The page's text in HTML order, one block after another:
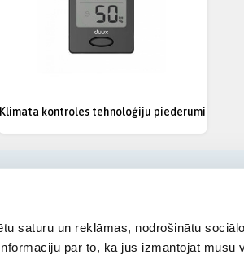
saturu un reklāmas, nodrošinātu
par to, kā jūs izmantojat mūsu
Klimata kontroles tehnoloģiju piederumi